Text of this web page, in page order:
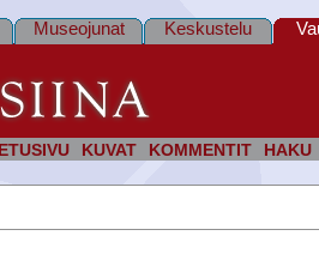
ETUSIVU KUVAT KOMMENTIT HAKU
Museojunat Keskustelu